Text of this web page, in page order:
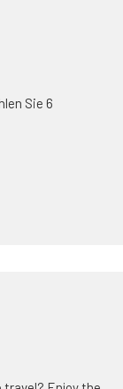
Sie 6